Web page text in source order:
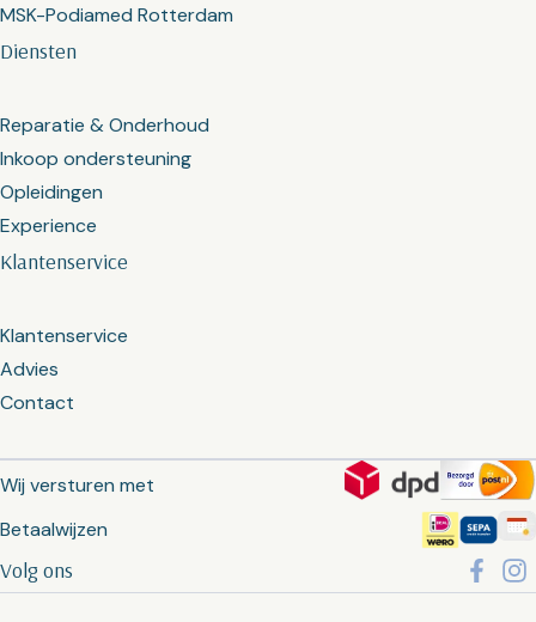
Klantenservice
Klantenservice
Advies
Contact
Diensten
Reparatie & Onderhoud
Inkoop ondersteuning
Opleidingen
Experience
MSK-Podiamed Rotterdam
Wij versturen met
Betaalwijzen
Volg ons